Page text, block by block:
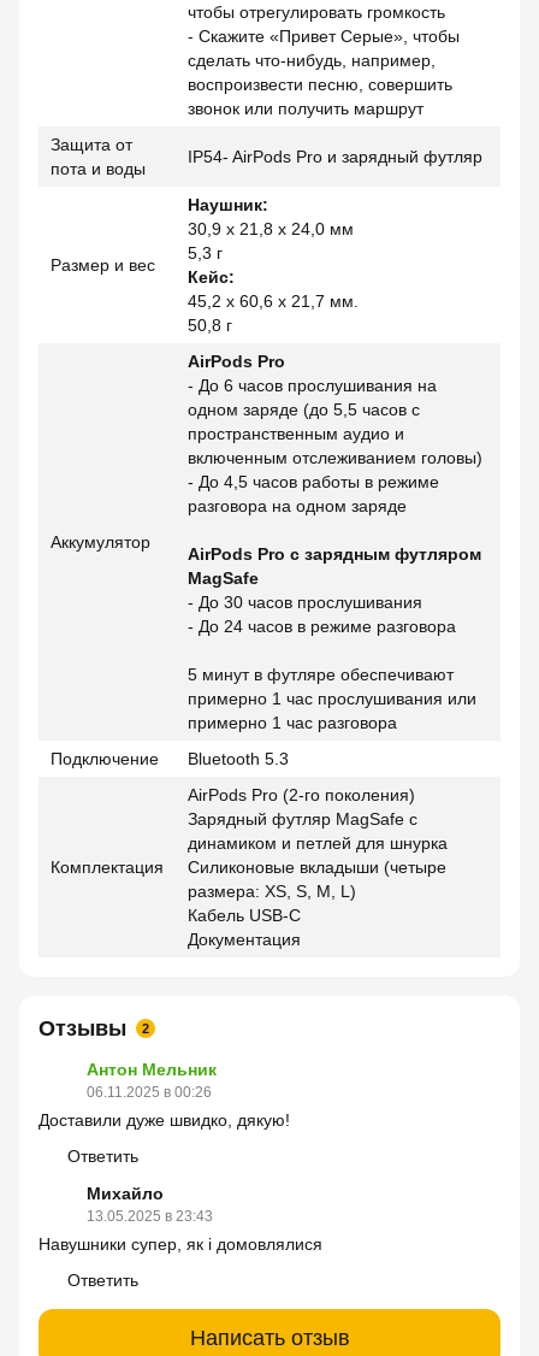
чтобы отрегулировать громкость
- Скажите «Привет Серые», чтобы
сделать что-нибудь, например,
воспроизвести песню, совершить
звонок или получить маршрут
Защита от
пота и воды
IP54- AirPods Pro и зарядный футляр
Размер и вес
Наушник:
30,9 x 21,8 x 24,0 мм
5,3 г
Кейс:
45,2 x 60,6 x 21,7 мм.
50,8 г
Аккумулятор
AirPods Pro
- До 6 часов прослушивания на
одном заряде (до 5,5 часов с
пространственным аудио и
включенным отслеживанием головы)
- До 4,5 часов работы в режиме
разговора на одном заряде
AirPods Pro с зарядным футляром
MagSafe
- До 30 часов прослушивания
- До 24 часов в режиме разговора
5 минут в футляре обеспечивают
примерно 1 час прослушивания или
примерно 1 час разговора
Подключение
Bluetooth 5.3
Комплектация
AirPods Pro (2-го поколения)
Зарядный футляр MagSafe с
динамиком и петлей для шнурка
Силиконовые вкладыши (четыре
размера: XS, S, M, L)
Кабель USB-C
Документация
Отзывы 2
Антон Мельник
06.11.2025 в 00:26
Доставили дуже швидко, дякую!
Ответить
Михайло
13.05.2025 в 23:43
Навушники супер, як і домовлялися
Ответить
Написать отзыв